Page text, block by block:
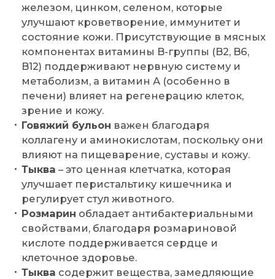
железом, цинком, селеном, которые
улучшают кроветворение, иммунитет и
состояние кожи. Присутствующие в мясных
компонентах витамины B-группы (B2, B6,
B12) поддерживают нервную систему и
метаболизм, а витамин А (особенно в
печени) влияет на регенерацию клеток,
зрение и кожу.
Говяжий бульон важен благодаря
коллагену и аминокислотам, поскольку они
влияют на пищеварение, суставы и кожу.
Тыква – это ценная клетчатка, которая
улучшает перистальтику кишечника и
регулирует стул животного.
Розмарин обладает антибактериальными
свойствами, благодаря розмариновой
кислоте поддерживается сердце и
клеточное здоровье.
Тыква содержит вещества, замедляющие